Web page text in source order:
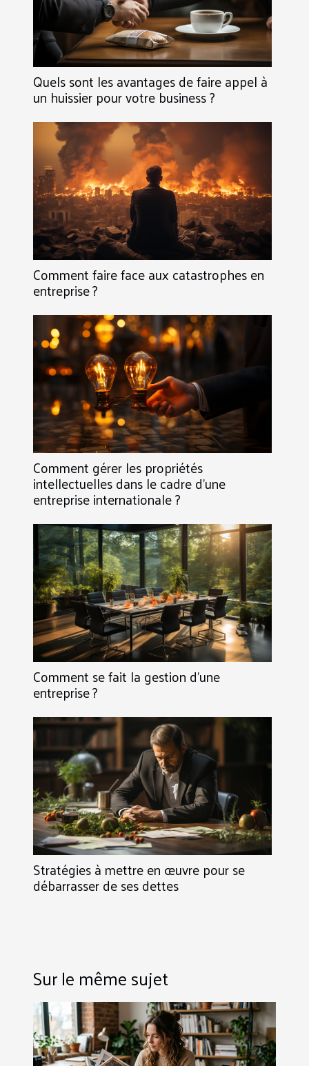
Quels sont les avantages de faire appel à
un huissier pour votre business ?
Comment faire face aux catastrophes en
entreprise ?
Comment gérer les propriétés
intellectuelles dans le cadre d’une
entreprise internationale ?
Comment se fait la gestion d’une
entreprise ?
Stratégies à mettre en œuvre pour se
débarrasser de ses dettes
Sur le même sujet